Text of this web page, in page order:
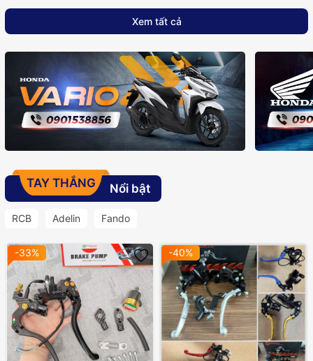
Xem tất cả
TAY THẮNG Nổi bật
RCB Adelin Fando
-33% -40%